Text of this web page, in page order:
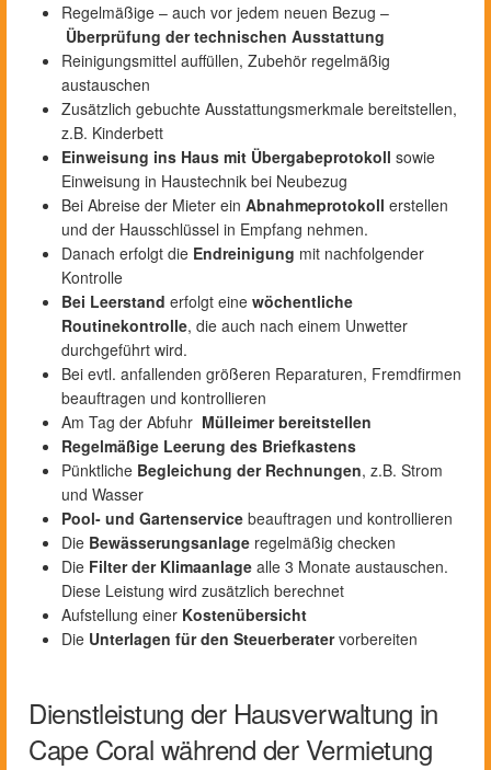
Regelmäßige – auch vor jedem neuen Bezug –
Überprüfung der technischen Ausstattung
Reinigungsmittel auffüllen, Zubehör regelmäßig
austauschen
Zusätzlich gebuchte Ausstattungsmerkmale bereitstellen,
z.B. Kinderbett
Einweisung ins Haus mit Übergabeprotokoll sowie
Einweisung in Haustechnik bei Neubezug
Bei Abreise der Mieter ein Abnahmeprotokoll erstellen
und der Hausschlüssel in Empfang nehmen.
Danach erfolgt die Endreinigung mit nachfolgender
Kontrolle
Bei Leerstand erfolgt eine wöchentliche
Routinekontrolle, die auch nach einem Unwetter
durchgeführt wird.
Bei evtl. anfallenden größeren Reparaturen, Fremdfirmen
beauftragen und kontrollieren
Am Tag der Abfuhr Mülleimer bereitstellen
Regelmäßige Leerung des Briefkastens
Pünktliche Begleichung der Rechnungen, z.B. Strom
und Wasser
Pool- und Gartenservice beauftragen und kontrollieren
Die Bewässerungsanlage regelmäßig checken
Die Filter der Klimaanlage alle 3 Monate austauschen.
Diese Leistung wird zusätzlich berechnet
Aufstellung einer Kostenübersicht
Die Unterlagen für den Steuerberatervorbereiten
Dienstleistung der Hausverwaltung in
Cape Coral während der Vermietung